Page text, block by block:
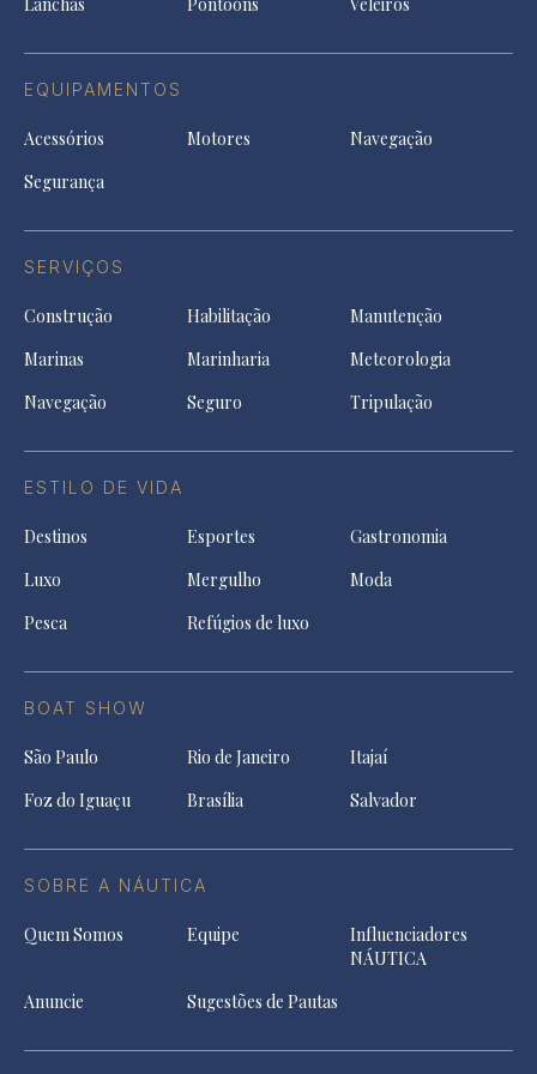
EQUIPAMENTOS
Acessórios Motores
Navegação
Segurança
SERVIÇOS
Construção Habilitação
Manutenção
Marinas
Marinharia
Meteorologia
Navegação
Seguro Tripulação
ESTILO DE VIDA
Destinos Esportes
Gastronomia
Luxo
Mergulho
Moda
Pesca
Refúgios de luxo
BOAT SHOW
São Paulo Rio de Janeiro
Itajaí
Foz do Iguaçu
Brasília Salvador
SOBRE A NÁUTICA
Quem Somos Equipe
Influenciadores
NÁUTICA
Anuncie
Sugestões de Pautas